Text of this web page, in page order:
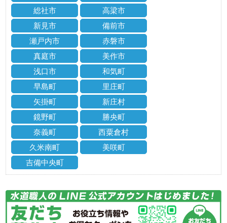
総社市
高梁市
新見市
備前市
瀬戸内市
赤磐市
真庭市
美作市
浅口市
和気町
早島町
里庄町
矢掛町
新庄村
鏡野町
勝央町
奈義町
西粟倉村
久米南町
美咲町
吉備中央町